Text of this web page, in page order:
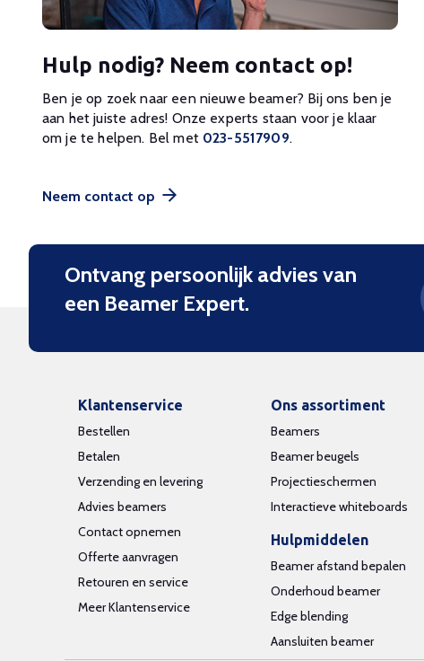
Hulp nodig? Neem contact op!
Ben je op zoek naar een nieuwe beamer? Bij ons ben je
aan het juiste adres! Onze experts staan voor je klaar
om je te helpen. Bel met 023-5517909.
Neem contact op
Ontvang persoonlijk advies van
een Beamer Expert.
Klantenservice
Bestellen
Betalen
Verzending en levering
Advies beamers
Contact opnemen
Offerte aanvragen
Retouren en service
Meer Klantenservice
Ons assortiment
Beamers
Beamer beugels
Projectieschermen
Interactieve whiteboards
Hulpmiddelen
Beamer afstand bepalen
Onderhoud beamer
Edge blending
Aansluiten beamer